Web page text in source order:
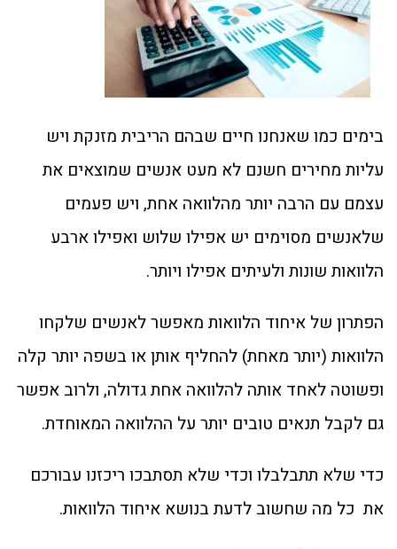
בימים כמו שאנחנו חיים שבהם הריבית מזנקת ויש
עליות מחירים חשנם לא מעט אנשים שמוצאים את
עצמם עם הרבה יותר מהלוואה אחת, ויש פעמים
שלאנשים מסוימים יש אפילו שלוש ואפילו ארבע
הלוואות שונות ולעיתים אפילו ויותר.
הפתרון של איחוד הלוואות מאפשר לאנשים שלקחו
הלוואות (יותר מאחת) להחליף אותן או בשפה יותר קלה
ופשוטה לאחד אותה להלוואה אחת גדולה, ולרוב אפשר
גם לקבל תנאים טובים יותר על ההלוואה המאוחדת.
כדי שלא תתבלבלו וכדי שלא תסתבכו ריכזנו עבורכם
את כל מה שחשוב לדעת בנושא איחוד הלוואות.